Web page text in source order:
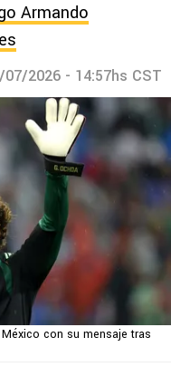
Armando
07/2026 - 14:57hs CST
con su mensaje tras